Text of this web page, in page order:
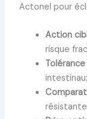
Actonel pour
Action
risque